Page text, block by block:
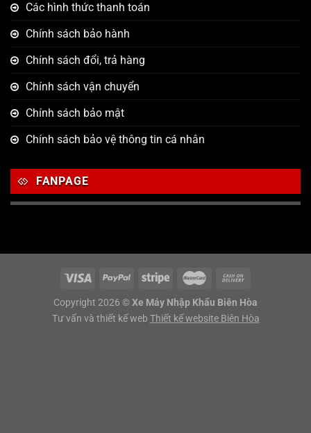
Các hình thức thanh toán
Chính sách bảo hành
Chính sách đổi, trả hàng
Chính sách vận chuyển
Chính sách bảo mật
Chính sách bảo vệ thông tin cá nhân
FANPAGE
Copyright 2026 © Xe Máy Nhập Khẩu Biên Hòa
Tư vấn và thiết kế web Thiết kế website Biên Hòa